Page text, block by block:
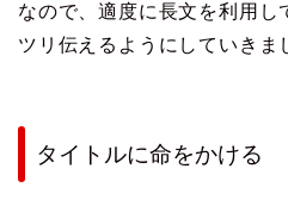
なので、適度に長文を利用し
ツリ伝えるようにしていきま
タイトルに命をかける